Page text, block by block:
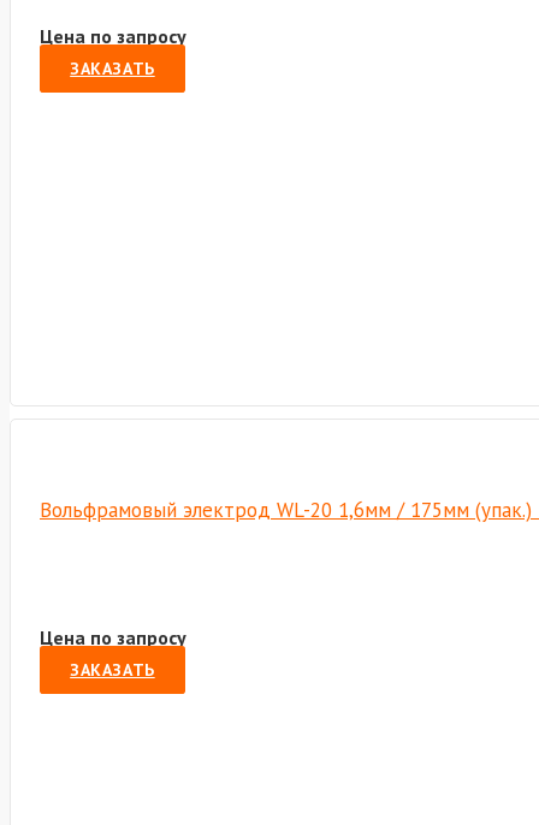
Цена по запросу
ЗАКАЗАТЬ
Вольфрамовый электрод WL-20 1,6мм / 175мм (упак.)
Цена по запросу
ЗАКАЗАТЬ